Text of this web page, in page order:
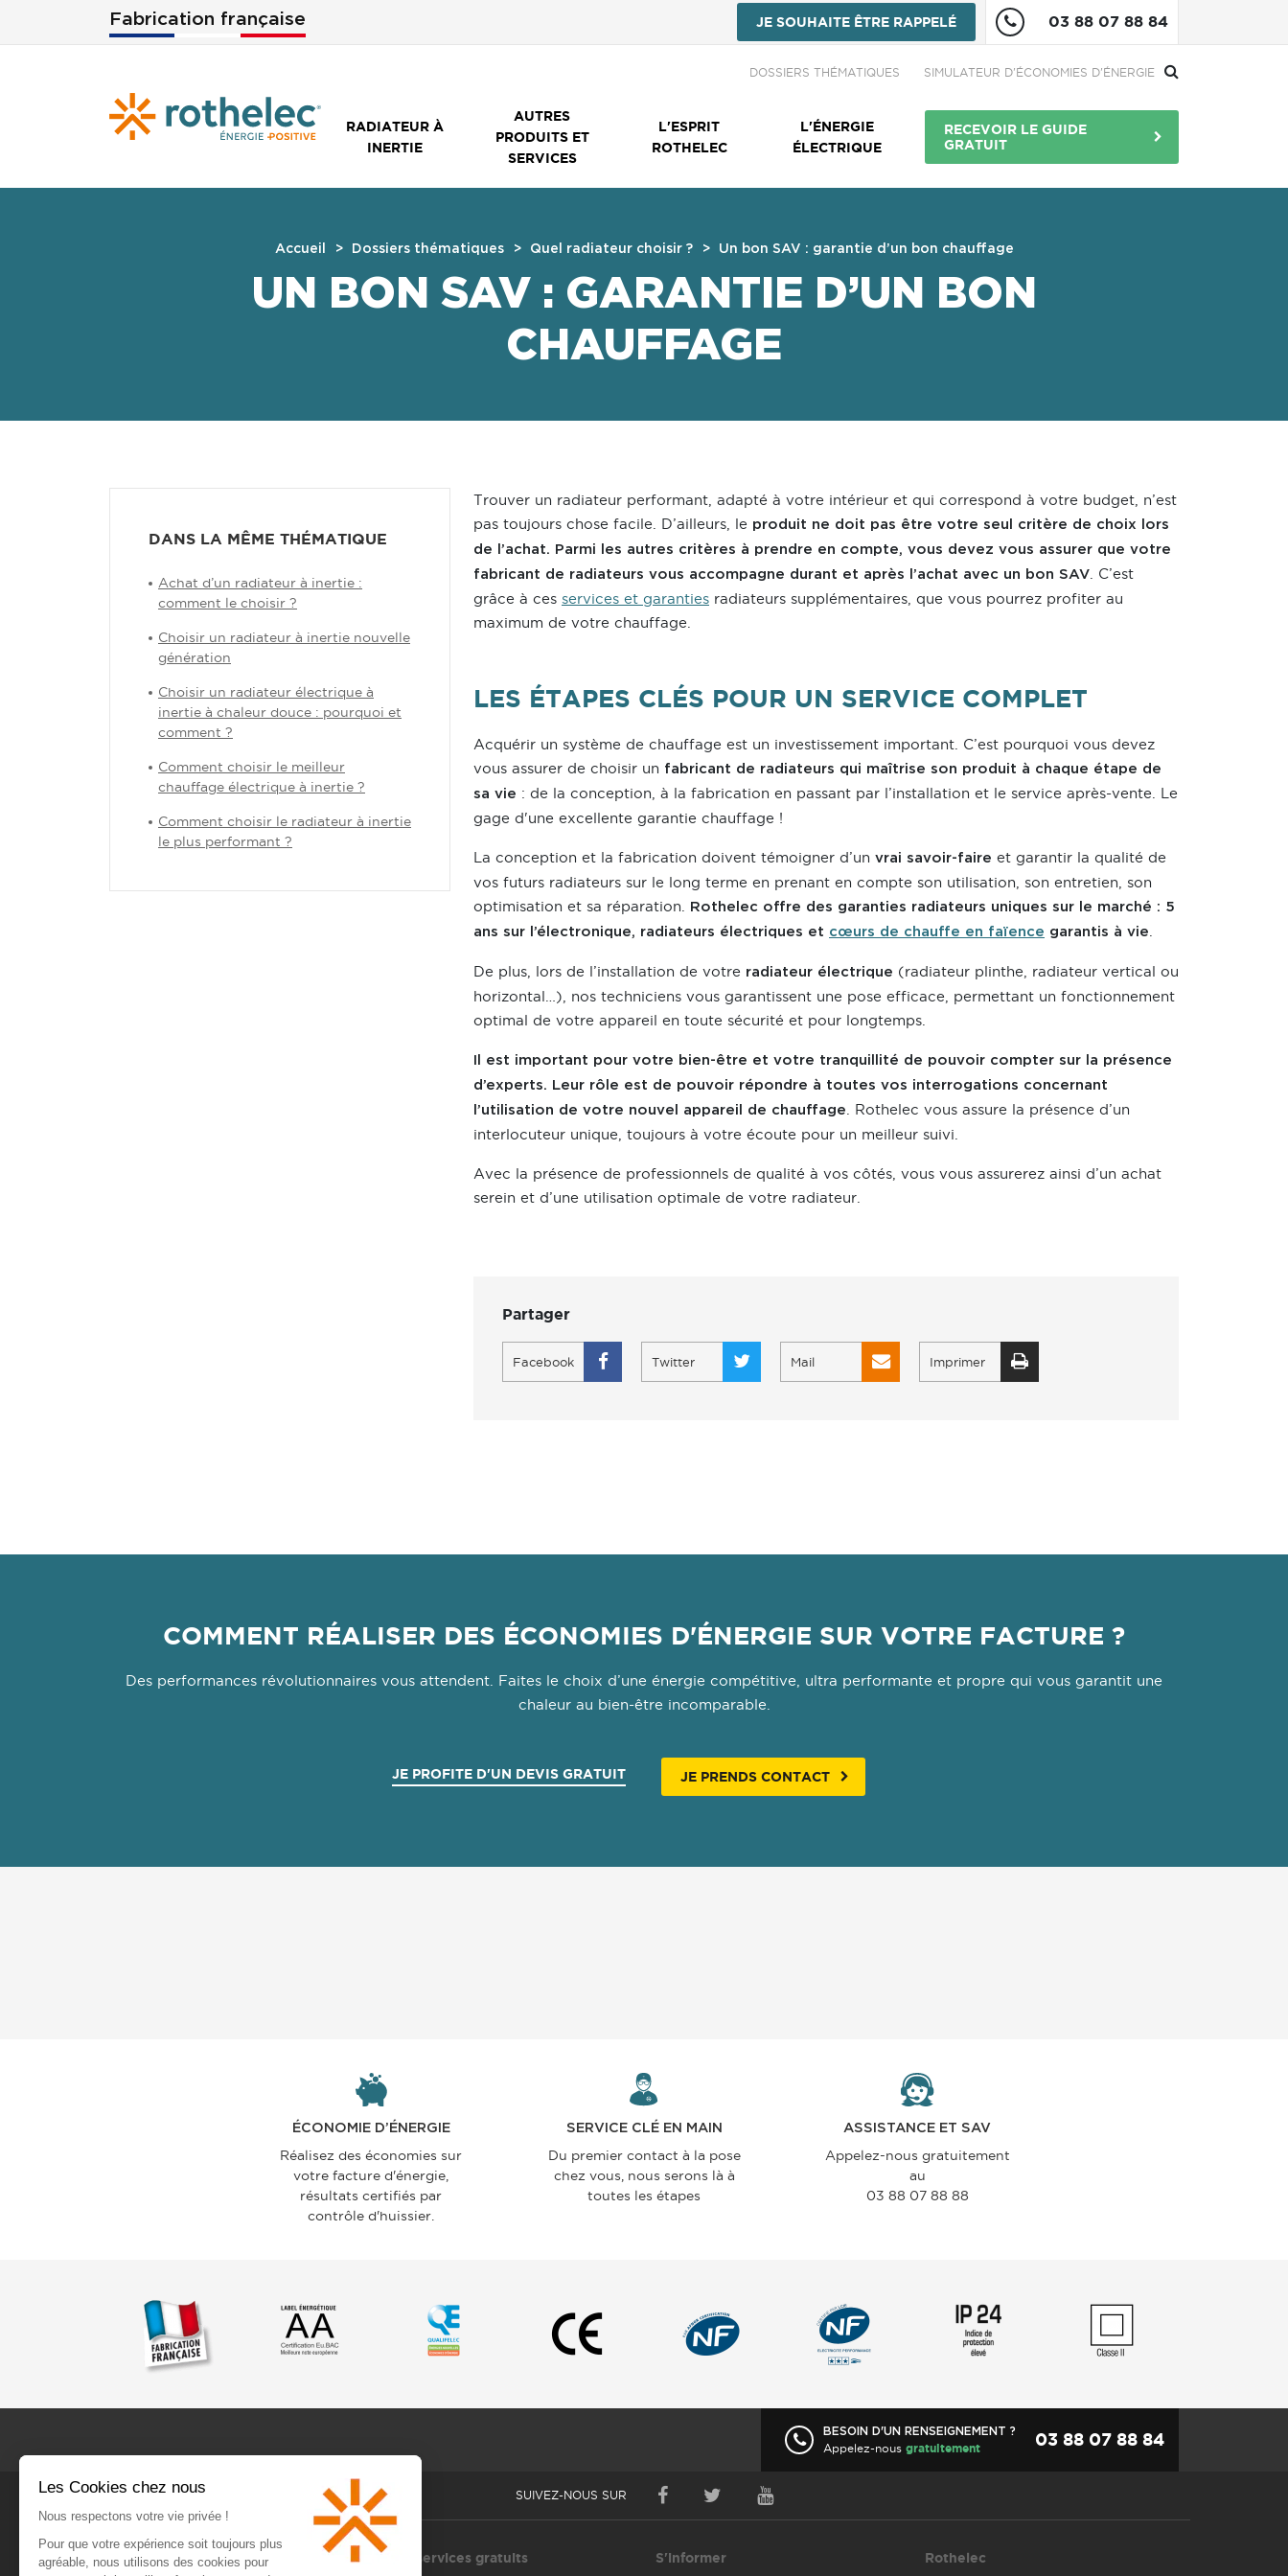
Aller au contenu principalFabrication française JE SOUHAITE ÊTRE RAPPELÉ 03 88 07 88 84
Menu Secondaire
DOSSIERS THÉMATIQUES SIMULATEUR D'ÉCONOMIES D'ÉNERGIE
RADIATEUR À
INERTIE
AUTRES
PRODUITS ET
SERVICES
L'ESPRIT
ROTHELEC
L'ÉNERGIE
ÉLECTRIQUE
Menu Bouton
RECEVOIR LE GUIDE
GRATUIT
Accueil Dossiers thématiques Quel radiateur choisir ? Un bon SAV : garantie d’un bon chauffage
UN BON SAV : GARANTIE D’UN BON
CHAUFFAGE
DANS LA MÊME THÉMATIQUE
Achat d’un radiateur à inertie :
comment le choisir ?
Choisir un radiateur à inertie nouvelle
génération
Choisir un radiateur électrique à
inertie à chaleur douce : pourquoi et
comment ?
Comment choisir le meilleur
chauffage électrique à inertie ?
Comment choisir le radiateur à inertie
le plus performant ?
Trouver un radiateur performant, adapté à votre intérieur et qui correspond à votre budget, n’est
pas toujours chose facile. D’ailleurs, le produit ne doit pas être votre seul critère de choix lors
de l’achat. Parmi les autres critères à prendre en compte, vous devez vous assurer que votre
fabricant de radiateurs vous accompagne durant et après l’achat avec un bon SAV . C’est
grâce à ces services et garanties radiateurs supplémentaires, que vous pourrez profiter au
maximum de votre chauffage.
LES ÉTAPES CLÉS POUR UN SERVICE COMPLET
Acquérir un système de chauffage est un investissement important. C’est pourquoi vous devez
vous assurer de choisir un fabricant de radiateurs qui maîtrise son produit à chaque étape de
sa vie : de la conception, à la fabrication en passant par l’installation et le service après-vente. Le
gage d'une excellente garantie chauffage !
La conception et la fabrication doivent témoigner d’un vrai savoir-faire et garantir la qualité de
vos futurs radiateurs sur le long terme en prenant en compte son utilisation, son entretien, son
optimisation et sa réparation.
Rothelec offre des garanties radiateurs uniques sur le marché : 5
ans sur l’électronique, radiateurs électriques et cœurs de chauffe en faïence garantis à vie
De plus, lors de l’installation de votre radiateur électrique (radiateur plinthe, radiateur vertical ou
horizontal…), nos techniciens vous garantissent une pose efficace, permettant un fonctionnement
optimal de votre appareil en toute sécurité et pour longtemps.
Il est important pour votre bien-être et votre tranquillité de pouvoir compter sur la présence
d’experts. Leur rôle est de pouvoir répondre à toutes vos interrogations concernant
l’utilisation de votre nouvel appareil de chauffage
. Rothelec vous assure la présence d’un
interlocuteur unique, toujours à votre écoute pour un meilleur suivi.
Avec la présence de professionnels de qualité à vos côtés, vous vous assurerez ainsi d’un achat
serein et d’une utilisation optimale de votre radiateur.
Partager
Facebook Twitter Mail Imprimer
COMMENT RÉALISER DES ÉCONOMIES D'ÉNERGIE SUR VOTRE FACTURE ?
Des performances révolutionnaires vous attendent. Faites le choix d’une énergie compétitive, ultra performante et propre qui vous garantit une
chaleur au bien-être incomparable.
JE PROFITE D'UN DEVIS GRATUIT JE PRENDS CONTACT
ÉCONOMIE D’ÉNERGIE
Réalisez des économies sur
votre facture d'énergie,
résultats certifiés par
contrôle d'huissier.
SERVICE CLÉ EN MAIN
Du premier contact à la pose
chez vous, nous serons là à
toutes les étapes
ASSISTANCE ET SAV
Appelez-nous gratuitement
au
03 88 07 88 88
BESOIN D'UN RENSEIGNEMENT ?
Appelez-nous gratuitement 03 88 07 88 84
SUIVEZ-NOUS SUR
Nos radiateurs électriques à inertie Nos services gratuits S'informer Rothelec